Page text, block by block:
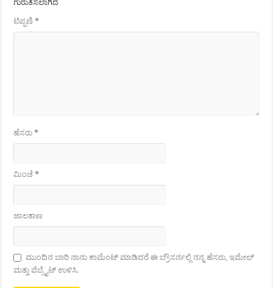
ಗುರುತಿಸಲಾಗಿದೆ
ಟಿಪ್ಪಣಿ*
ಹೆಸರು*
ಮಿಂಚೆ*
ಜಾಲತಾಣ
ಮುಂದಿನ ಬಾರಿ ನಾನು ಕಾಮೆಂಟ್ ಮಾಡಿದರೆ ಈ ಬ್ರೌಸರ್ನಲ್ಲಿ ನನ್ನ ಹೆಸರು, ಇಮೇಲ್
ಮತ್ತು ವೆಬ್ಸೈಟ್ ಉಳಿಸಿ.